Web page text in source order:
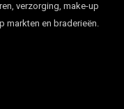
verzorging, make-up
markten en braderieën.